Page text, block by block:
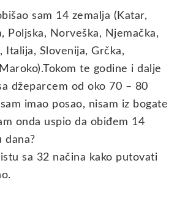
sam 14 zemalja (Katar,
Poljska, Norveška, Njemačka,
Italija, Slovenija, Grčka,
te godine i dalje
džeparcem od oko 70 – 80
imao posao, nisam iz bogate
onda uspio da obiđem 14
dana?
sa 32 načina kako putovati